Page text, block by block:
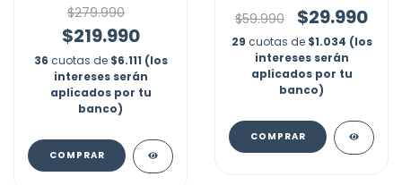
Powerlifting
$279.990
$219.990
36 cuotas de $6.111 (los
intereses serán
aplicados por tu
banco)
COMPRAR
$59.990
$29.990
29 cuotas de $1.034 (los
intereses serán
aplicados por tu
banco)
COMPRAR